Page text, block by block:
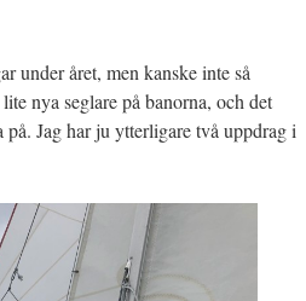
under året, men kanske inte så
nya seglare på banorna, och det
Jag har ju ytterligare två uppdrag i